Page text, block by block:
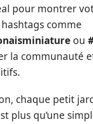
pour montrer
comme
ou
la communauté
chaque petit
plus qu’une